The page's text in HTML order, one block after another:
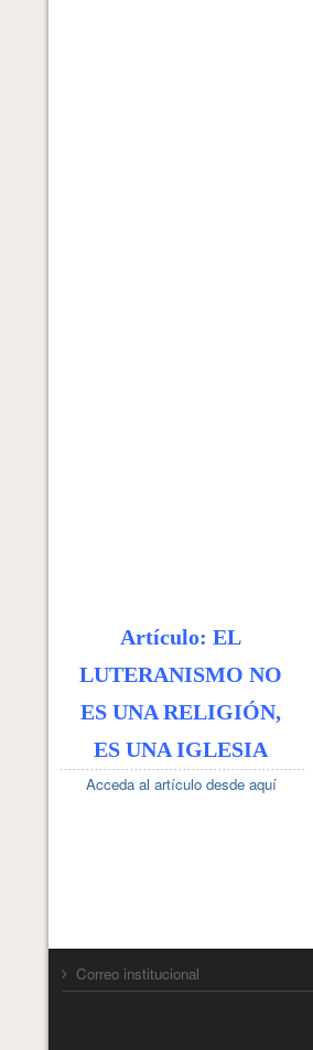
Artículo: EL
LUTERANISMO NO
ES UNA RELIGIÓN,
ES UNA IGLESIA
Acceda al artículo desde aquí
Correo institucional